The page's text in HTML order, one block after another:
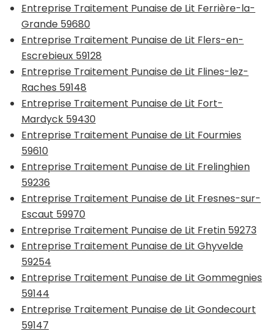
Entreprise Traitement Punaise de Lit Ferrière-la-
Grande 59680
Entreprise Traitement Punaise de Lit Flers-en-
Escrebieux 59128
Entreprise Traitement Punaise de Lit Flines-lez-
Raches 59148
Entreprise Traitement Punaise de Lit Fort-
Mardyck 59430
Entreprise Traitement Punaise de Lit Fourmies
59610
Entreprise Traitement Punaise de Lit Frelinghien
59236
Entreprise Traitement Punaise de Lit Fresnes-sur-
Escaut 59970
Entreprise Traitement Punaise de Lit Fretin 59273
Entreprise Traitement Punaise de Lit Ghyvelde
59254
Entreprise Traitement Punaise de Lit Gommegnies
59144
Entreprise Traitement Punaise de Lit Gondecourt
59147